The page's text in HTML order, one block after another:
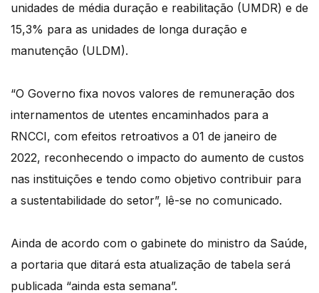
unidades de média duração e reabilitação (UMDR) e de
15,3% para as unidades de longa duração e
manutenção (ULDM).
“O Governo fixa novos valores de remuneração dos
internamentos de utentes encaminhados para a
RNCCI, com efeitos retroativos a 01 de janeiro de
2022, reconhecendo o impacto do aumento de custos
nas instituições e tendo como objetivo contribuir para
a sustentabilidade do setor”, lê-se no comunicado.
Ainda de acordo com o gabinete do ministro da Saúde,
a portaria que ditará esta atualização de tabela será
publicada “ainda esta semana”.